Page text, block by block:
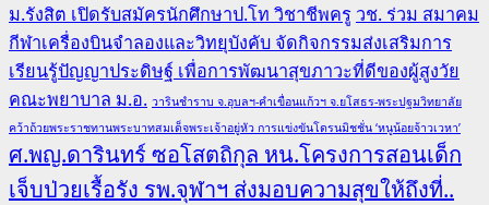
ม.รังสิต เปิดรับสมัครนักศึกษาป.โท วิชาชีพครู วช. ร่วม สมาคม
กีฬาเครื่องบินจำลองและวิทยุบังคับ จัดกิจกรรมส่งเสริมการ
เรียนรู้ปัญญาประดิษฐ์ เพื่อการพัฒนาสุขภาวะที่ดีของผู้สูงวัย
คณะพยาบาล ม.อ. วารินชำราบ จ.อุบลฯ-คำเขื่อนแก้วฯ จ.ยโสธร-พระปฐมวิทยาลัย
คว้าถ้วยพระราชทานพระบาทสมเด็จพระเจ้าอยู่หัว การแข่งขันโดรนมิชชั่น ‘หนูน้อยจ้าวเวหา’
ศ.พญ.ดารินทร์ ซอโสตถิกุล หน.โครงการสอนเด็ก
เจ็บป่วยเรื้อรัง รพ.จุฬาฯ ส่งมอบความสุขให้ถึงที่..